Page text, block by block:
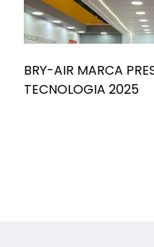
BRY-AIR MARCA
TECNOLOGIA 2025